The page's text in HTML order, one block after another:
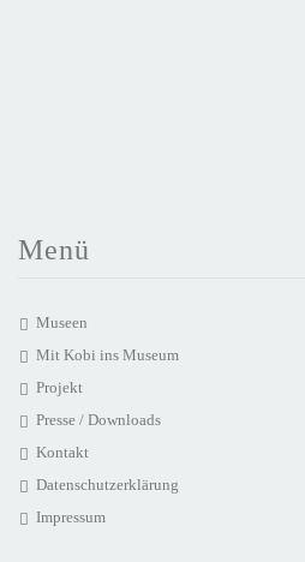
Menü
Museen
Mit Kobi ins Museum
Projekt
Presse / Downloads
Kontakt
Datenschutzerklärung
Impressum